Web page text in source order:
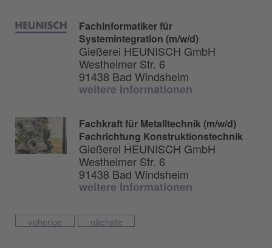
Fachinformatiker für
Systemintegration (m/w/d)
Gießerei HEUNISCH GmbH
Westheimer Str. 6
91438 Bad Windsheim
weitere Informationen
Fachkraft für Metalltechnik (m/w/d)
Fachrichtung Konstruktionstechnik
Gießerei HEUNISCH GmbH
Westheimer Str. 6
91438 Bad Windsheim
weitere Informationen
voherige nächste